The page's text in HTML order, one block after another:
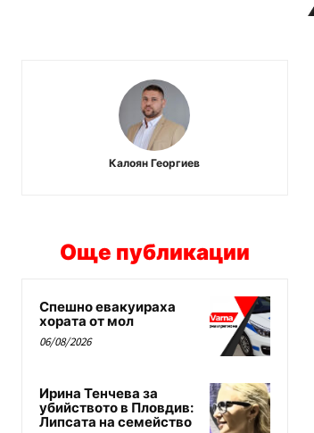
Калоян Георгиев
Още публикации
Спешно евакуираха
хората от мол
06/08/2026
Ирина Тенчева за
убийството в Пловдив:
Липсата на семейство